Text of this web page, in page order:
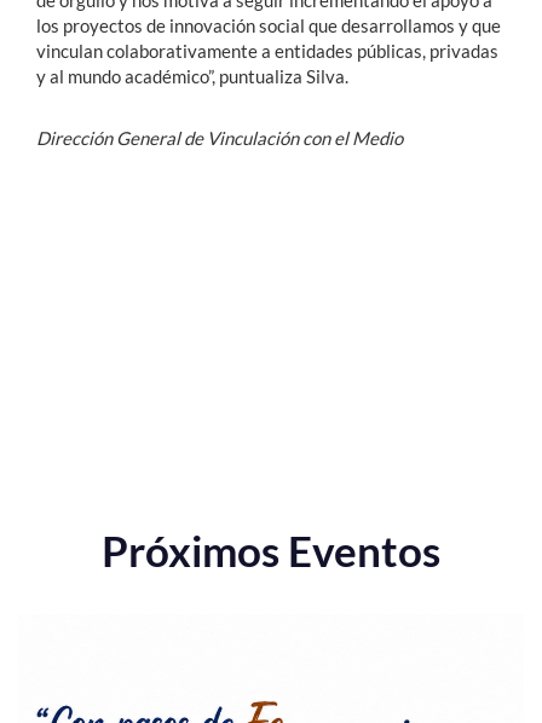
los proyectos de innovación social que desarrollamos y que
vinculan colaborativamente a entidades públicas, privadas
y al mundo académico”, puntualiza Silva.
Dirección General de Vinculación con el Medio
Próximos Eventos